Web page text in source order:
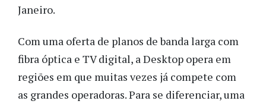
Janeiro.
Com uma oferta de planos de banda larga com
fibra óptica e TV digital, a Desktop opera em
regiões em que muitas vezes já compete com
as grandes operadoras. Para se diferenciar, uma